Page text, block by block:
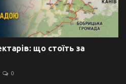
що стоїть за
0